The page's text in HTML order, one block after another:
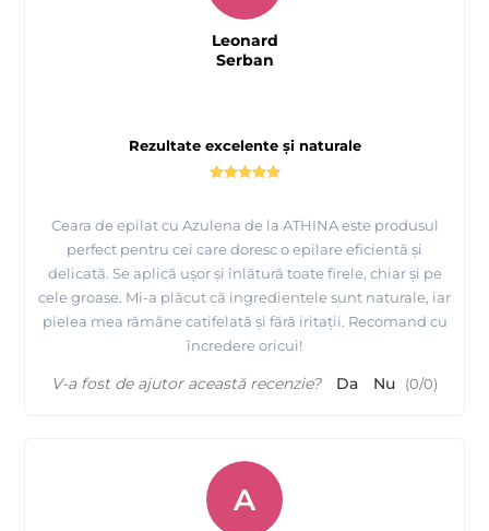
Rezultate excelente și naturale
Ceara de epilat cu Azulena de la ATHINA este produsul
perfect pentru cei care doresc o epilare eficientă și
delicată. Se aplică ușor și înlătură toate firele, chiar și pe
cele groase. Mi-a plăcut că ingredientele sunt naturale, iar
pielea mea rămâne catifelată și fără iritații. Recomand cu
încredere oricui!
Leonard
Serban
V-a fost de ajutor această recenzie? Da Nu (0/0)
A